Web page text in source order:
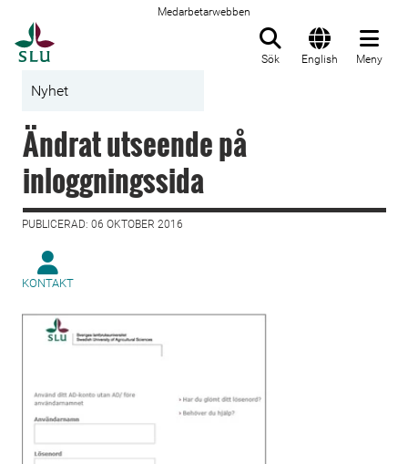
Medarbetarwebben
Sök English Meny
Nyhet
Ändrat utseende på
inloggningssida
PUBLICERAD: 06 OKTOBER 2016
KONTAKT